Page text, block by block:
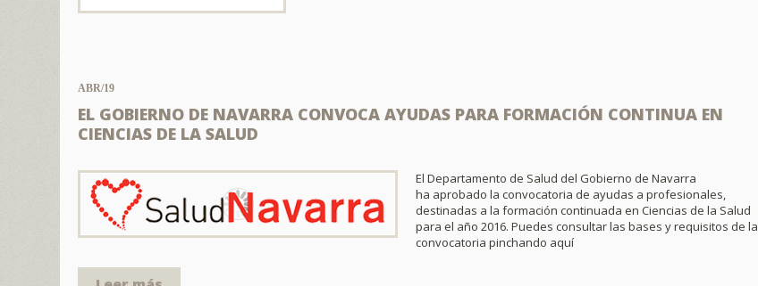
ABR/19
EL GOBIERNO DE NAVARRA CONVOCA AYUDAS PARA FORMACIÓN CONTINUA EN
CIENCIAS DE LA SALUD
El Departamento de Salud del Gobierno de Navarra
ha aprobado la convocatoria de ayudas a profesionales,
destinadas a la formación continuada en Ciencias de la Salud
para el año 2016. Puedes consultar las bases y requisitos de la
convocatoria pinchando aquí